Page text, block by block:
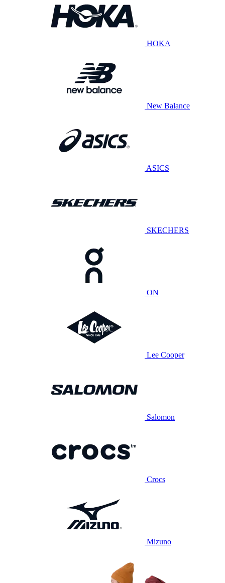
HOKA
New Balance
ASICS
SKECHERS
ON
Lee Cooper
Salomon
Crocs
Mizuno